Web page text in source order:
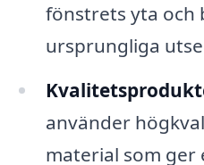
fönstrets yta och
ursprungliga
använder
material som